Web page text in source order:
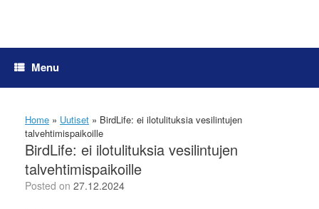
Menu
Home » Uutiset » BirdLife: ei ilotulituksia vesilintujen
talvehtimispaikoille
BirdLife: ei ilotulituksia vesilintujen
talvehtimispaikoille
Posted on 27.12.2024